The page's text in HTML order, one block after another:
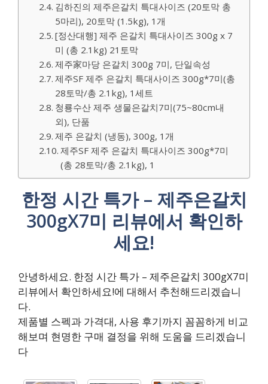
김하진의 제주은갈치 특대사이즈 (20토막 총
5마리), 20토막 (1.5kg), 1개
[정산대행] 제주 은갈치 특대사이즈 300g x 7
미 (총 2.1kg) 21토막
제주家마당 은갈치 300g 7미, 단일속성
제주SF 제주 은갈치 특대사이즈 300g*7미(총
28토막/총 2.1kg), 1세트
청룡수산 제주 생물은갈치7미(75~80cm내
외), 단품
제주 은갈치 (냉동), 300g, 1개
제주SF 제주 은갈치 특대사이즈 300g*7미
(총 28토막/총 2.1kg), 1
한정 시간 특가 – 제주은갈치
300gX7미 리뷰에서 확인하
세요!
안녕하세요. 한정 시간 특가 – 제주은갈치 300gX7미
리뷰에서 확인하세요!에 대해서 추천해드리겠습니
다.
제품별 스펙과 가격대, 사용 후기까지 꼼꼼하게 비교
해보며 현명한 구매 결정을 위해 도움을 드리겠습니
다